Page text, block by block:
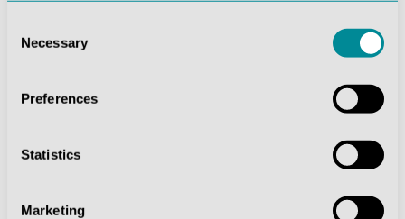
Selection
Necessary
Preferences
Statistics
Marketing
Nutzungsbedingungen
Ich habe die
gelesen und bin mit
Absenden